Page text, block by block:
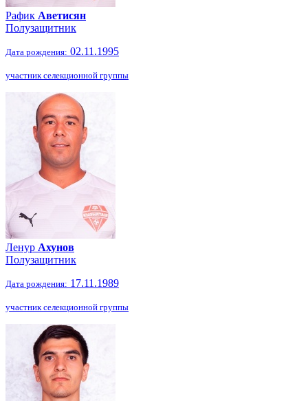
Рафик Аветисян
Полузащитник
Дата рождения: 02.11.1995
участник селекционной группы
Ленур Ахунов
Полузащитник
Дата рождения: 17.11.1989
участник селекционной группы